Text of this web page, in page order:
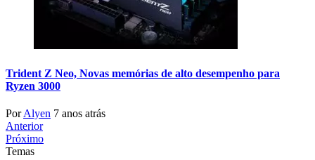
Trident Z Neo, Novas memórias de alto desempenho para
Ryzen 3000
PorAlyen 7 anos atrás
Anterior
Próximo
Temas